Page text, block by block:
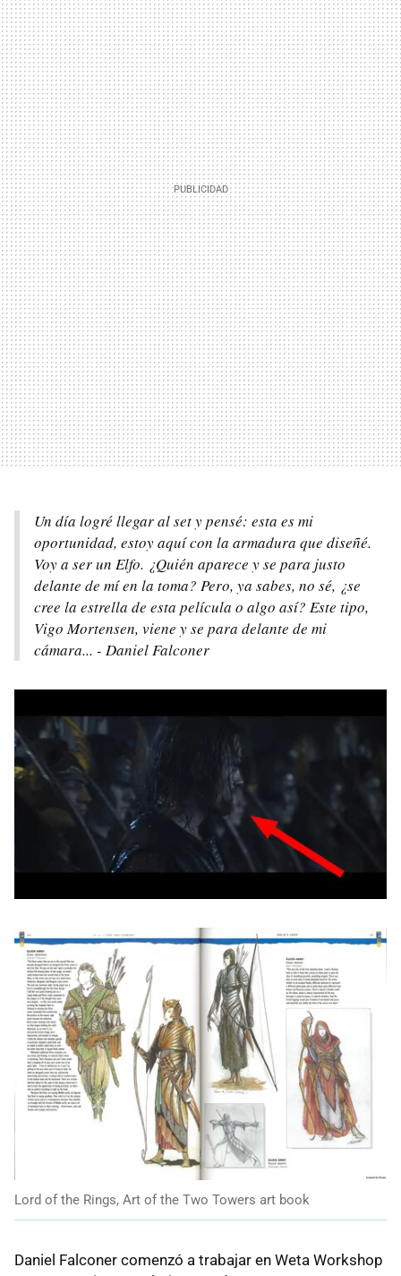
Un día logré llegar al set y pensé: esta es mi
oportunidad, estoy aquí con la armadura que diseñé.
Voy a ser un Elfo. ¿Quién aparece y se para justo
delante de mí en la toma? Pero, ya sabes, no sé, ¿se
cree la estrella de esta película o algo así? Este tipo,
Vigo Mortensen, viene y se para delante de mi
cámara... - Daniel Falconer
Lord of the Rings, Art of the Two Towers art book
Daniel Falconer comenzó a trabajar en Weta Workshop